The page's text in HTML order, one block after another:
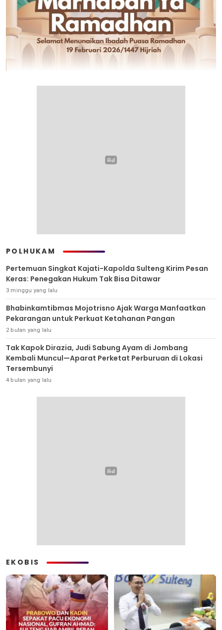
POLHUKAM
Pertemuan Singkat Kajati-Kapolda Sulteng Kirim Pesan
Keras: Penegakan Hukum Tak Bisa Ditawar
3 minggu yang lalu
Bhabinkamtibmas Mojotrisno Ajak Warga Manfaatkan
Pekarangan untuk Perkuat Ketahanan Pangan
2 bulan yang lalu
Tak Kapok Dirazia, Judi Sabung Ayam di Jombang
Kembali Muncul—Aparat Perketat Perburuan di Lokasi
Tersembunyi
4 bulan yang lalu
EKOBIS